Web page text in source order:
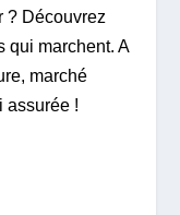
? Découvrez
qui marchent. A
marché
assurée !